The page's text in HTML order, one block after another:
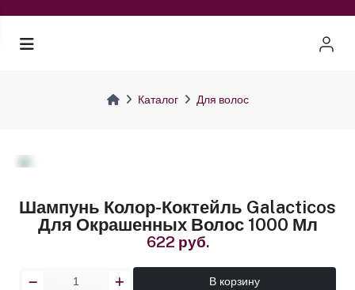
Каталог Для волос
Шампунь Колор-Коктейль Galacticos
Для Окрашенных Волос 1000 Мл
622 руб.
В корзину